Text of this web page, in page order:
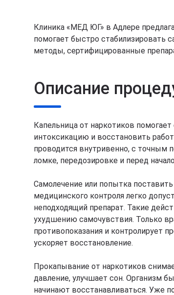
Клиника «МЕД ЮГ» в Адлере
помогает быстро стабилизировать
методы, сертифицированные
Описание
Капельница от наркотиков
интоксикацию и восстановить
проводится внутривенно, с точным
ломке, передозировке и перед
Самолечение или попытка
медицинского контроля легко
неподходящий препарат. Такие
ухудшению самочувствия. Только
противопоказания и контролирует
ускоряет восстановление.
Прокапывание от наркотиков
давление, улучшает сон. Организм
начинают восстанавливаться. Уже